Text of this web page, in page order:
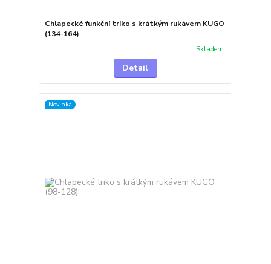
Chlapecké funkční triko s krátkým rukávem KUGO
(134-164)
Skladem
Detail
Novinka